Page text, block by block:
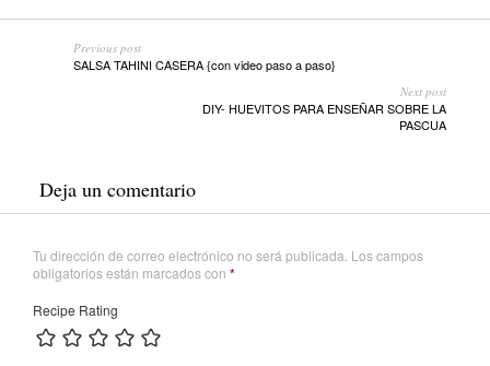
Previous post
SALSA TAHINI CASERA {con video paso a paso}
Next post
DIY- HUEVITOS PARA ENSEÑAR SOBRE LA
PASCUA
Deja un comentario
Tu dirección de correo electrónico no será publicada. Los campos
obligatorios están marcados con *
Recipe Rating